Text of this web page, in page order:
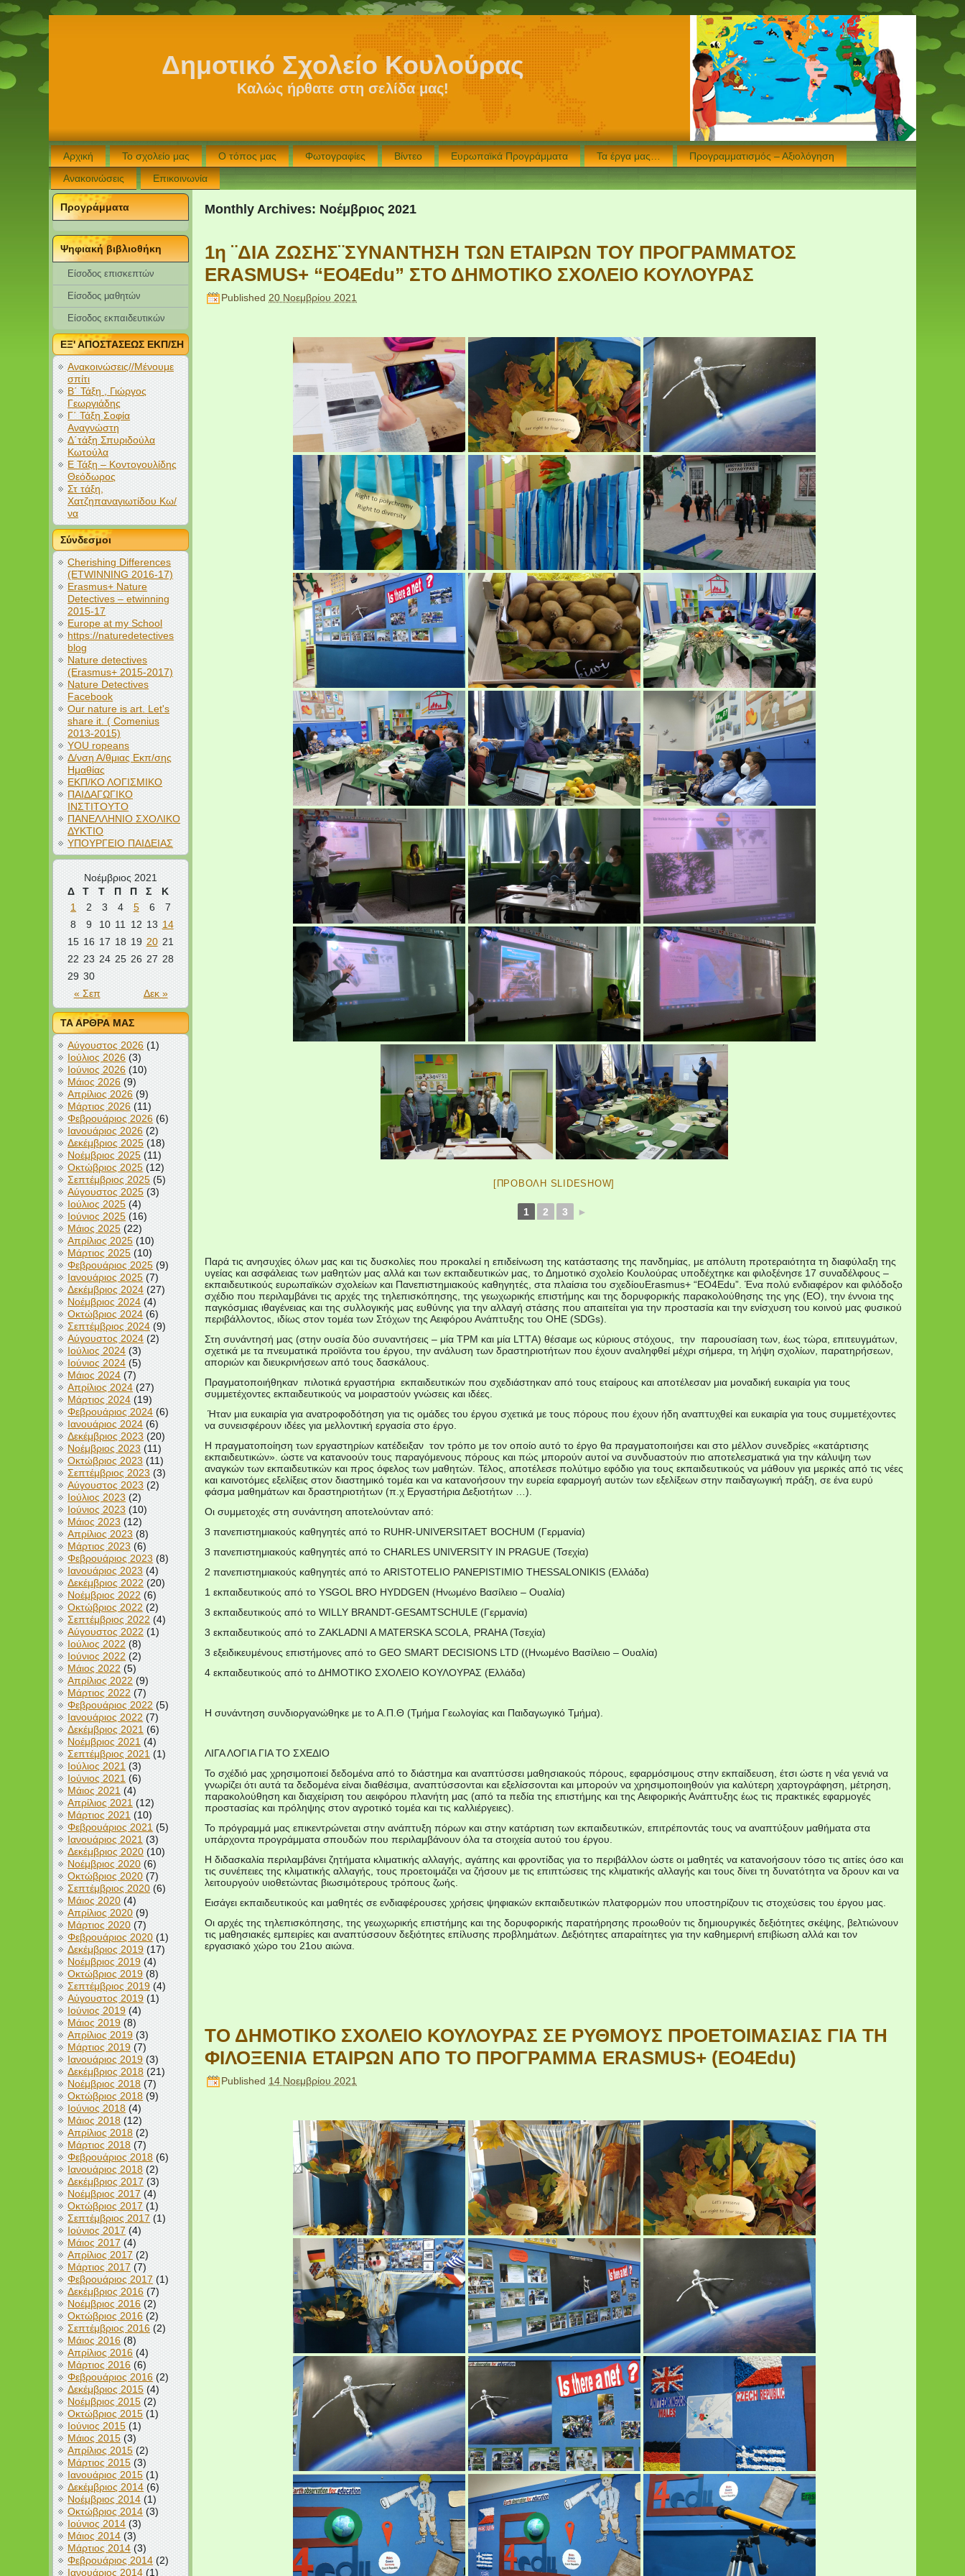
Δημοτικό Σχολείο Κουλούρας
Καλώς ήρθατε στη σελίδα μας!
Αρχική Το σχολείο μας Ο τόπος μας Φωτογραφίες Βίντεο Ευρωπαϊκά Προγράμματα Τα έργα μας…
Προγραμματισμός – Αξιολόγηση
Ανακοινώσεις
Επικοινωνία
Προγράμματα
Ψηφιακή βιβλιοθήκη
Είσοδος επισκεπτών
Eίσοδος μαθητών
Είσοδος εκπαιδευτικών
ΕΞ' ΑΠΟΣΤΑΣΕΩΣ ΕΚΠ/ΣΗ
Ανακοινώσεις//Μένουμε
σπίτι
Β΄ Τάξη , Γιώργος
Γεωργιάδης
Γ΄ Τάξη Σοφία
Αναγνώστη
Δ΄τάξη Σπυριδούλα
Κωτούλα
Ε Τάξη – Κοντογουλίδης
Θεόδωρος
Στ τάξη,
Χατζηπαναγιωτίδου Κω/
να
Σύνδεσμοι
Cherishing Differences
(ETWINNING 2016-17)
Erasmus+ Nature
Detectives – etwinning
2015-17
Europe at my School
https://naturedetectives
blog
Nature detectives
(Erasmus+ 2015-2017)
Nature Detectives
Facebook
Our nature is art. Let's
share it. ( Comenius
2013-2015)
YOU ropeans
Δ/νση Α/θμιας Εκπ/σης
Ημαθίας
ΕΚΠ/ΚΟ ΛΟΓΙΣΜΙΚΟ
ΠΑΙΔΑΓΩΓΙΚΟ
ΙΝΣΤΙΤΟΥΤΟ
ΠΑΝΕΛΛΗΝΙΟ ΣΧΟΛΙΚΟ
ΔΥΚΤΙΟ
ΥΠΟΥΡΓΕΙΟ ΠΑΙΔΕΙΑΣ
Νοέμβριος 2021
Δ
Τ Τ Π Π Σ Κ
« Σεπ Δεκ »
1 2 3 4 5 6
7
8
9 10 11 12 13 14
15 16 17 18 19 20 21
22 23 24 25 26 27 28
29 30
ΤΑ ΑΡΘΡΑ ΜΑΣ
Αύγουστος 2026 (1)
Ιούλιος 2026 (3)
Ιούνιος 2026 (10)
Μάιος 2026 (9)
Απρίλιος 2026 (9)
Μάρτιος 2026 (11)
Φεβρουάριος 2026 (6)
Ιανουάριος 2026 (2)
Δεκέμβριος 2025 (18)
Νοέμβριος 2025 (11)
Οκτώβριος 2025 (12)
Σεπτέμβριος 2025 (5)
Αύγουστος 2025 (3)
Ιούλιος 2025 (4)
Ιούνιος 2025 (16)
Μάιος 2025 (22)
Απρίλιος 2025 (10)
Μάρτιος 2025 (10)
Φεβρουάριος 2025 (9)
Ιανουάριος 2025 (7)
Δεκέμβριος 2024 (27)
Νοέμβριος 2024 (4)
Οκτώβριος 2024 (6)
Σεπτέμβριος 2024 (9)
Αύγουστος 2024 (2)
Ιούλιος 2024 (3)
Ιούνιος 2024 (5)
Μάιος 2024 (7)
Απρίλιος 2024 (27)
Μάρτιος 2024 (19)
Φεβρουάριος 2024 (6)
Ιανουάριος 2024 (6)
Δεκέμβριος 2023 (20)
Νοέμβριος 2023 (11)
Οκτώβριος 2023 (11)
Σεπτέμβριος 2023 (3)
Αύγουστος 2023 (2)
Ιούλιος 2023 (2)
Ιούνιος 2023 (10)
Μάιος 2023 (12)
Απρίλιος 2023 (8)
Μάρτιος 2023 (6)
Φεβρουάριος 2023 (8)
Ιανουάριος 2023 (4)
Δεκέμβριος 2022 (20)
Νοέμβριος 2022 (6)
Οκτώβριος 2022 (2)
Σεπτέμβριος 2022 (4)
Αύγουστος 2022 (1)
Ιούλιος 2022 (8)
Ιούνιος 2022 (2)
Μάιος 2022 (5)
Απρίλιος 2022 (9)
Μάρτιος 2022 (7)
Φεβρουάριος 2022 (5)
Ιανουάριος 2022 (7)
Δεκέμβριος 2021 (6)
Νοέμβριος 2021 (4)
Σεπτέμβριος 2021 (1)
Ιούλιος 2021 (3)
Ιούνιος 2021 (6)
Μάιος 2021 (4)
Απρίλιος 2021 (12)
Μάρτιος 2021 (10)
Φεβρουάριος 2021 (5)
Ιανουάριος 2021 (3)
Δεκέμβριος 2020 (10)
Νοέμβριος 2020 (6)
Οκτώβριος 2020 (7)
Σεπτέμβριος 2020 (6)
Μάιος 2020 (4)
Απρίλιος 2020 (9)
Μάρτιος 2020 (7)
Φεβρουάριος 2020 (1)
Δεκέμβριος 2019 (17)
Νοέμβριος 2019 (4)
Οκτώβριος 2019 (8)
Σεπτέμβριος 2019 (4)
Αύγουστος 2019 (1)
Ιούνιος 2019 (4)
Μάιος 2019 (8)
Απρίλιος 2019 (3)
Μάρτιος 2019 (7)
Ιανουάριος 2019 (3)
Δεκέμβριος 2018 (21)
Νοέμβριος 2018 (7)
Οκτώβριος 2018 (9)
Ιούνιος 2018 (4)
Μάιος 2018 (12)
Απρίλιος 2018 (2)
Μάρτιος 2018 (7)
Φεβρουάριος 2018 (6)
Ιανουάριος 2018 (2)
Δεκέμβριος 2017 (3)
Νοέμβριος 2017 (4)
Οκτώβριος 2017 (1)
Σεπτέμβριος 2017 (1)
Ιούνιος 2017 (4)
Μάιος 2017 (4)
Απρίλιος 2017 (2)
Μάρτιος 2017 (7)
Φεβρουάριος 2017 (1)
Δεκέμβριος 2016 (7)
Νοέμβριος 2016 (2)
Οκτώβριος 2016 (2)
Σεπτέμβριος 2016 (2)
Μάιος 2016 (8)
Απρίλιος 2016 (4)
Μάρτιος 2016 (6)
Φεβρουάριος 2016 (2)
Δεκέμβριος 2015 (4)
Νοέμβριος 2015 (2)
Οκτώβριος 2015 (1)
Ιούνιος 2015 (1)
Μάιος 2015 (3)
Απρίλιος 2015 (2)
Μάρτιος 2015 (3)
Ιανουάριος 2015 (1)
Δεκέμβριος 2014 (6)
Νοέμβριος 2014 (1)
Οκτώβριος 2014 (3)
Ιούνιος 2014 (3)
Μάιος 2014 (3)
Μάρτιος 2014 (3)
Φεβρουάριος 2014 (2)
Ιανουάριος 2014 (1)
Monthly Archives: Νοέμβριος 2021
1η ¨ΔΙΑ ΖΩΣΗΣ¨ΣΥΝΑΝΤΗΣΗ ΤΩΝ ΕΤΑΙΡΩΝ ΤΟΥ ΠΡΟΓΡΑΜΜΑΤΟΣ
ERASMUS+ “EO4Edu” ΣΤΟ ΔΗΜΟΤΙΚΟ ΣΧΟΛΕΙΟ ΚΟΥΛΟΥΡΑΣ
Published 20 Νοεμβρίου 2021
[ΠΡΟΒΟΛΉ SLIDESHOW]
1 2 3 ►
Παρά τις ανησυχίες όλων μας και τις δυσκολίες που προκαλεί η επιδείνωση της κατάστασης της πανδημίας, με απόλυτη προτεραιότητα τη διαφύλαξη της
υγείας και ασφάλειας των μαθητών μας αλλά και των εκπαιδευτικών μας, το Δημοτικό σχολείο Κουλούρας υποδέχτηκε και φιλοξένησε 17 συναδέλφους –
εκπαιδευτικούς ευρωπαϊκών σχολείων και Πανεπιστημιακούς καθηγητές, στα πλαίσια του σχεδίουErasmus+ “EO4Edu”. Ένα πολύ ενδιαφέρον και φιλόδοξο
σχέδιο που περιλαμβάνει τις αρχές της τηλεπισκόπησης, της γεωχωρικής επιστήμης και της δορυφορικής παρακολούθησης της γης (EO), την έννοια της
παγκόσμιας ιθαγένειας και της συλλογικής μας ευθύνης για την αλλαγή στάσης που απαιτείται για την προστασία και την ενίσχυση του κοινού μας φυσικού
περιβάλλοντος, ιδίως στον τομέα των Στόχων της Αειφόρου Ανάπτυξης του ΟΗΕ (SDGs).
Στη συνάντησή μας (στην ουσία δύο συναντήσεις – μία TPM και μία LTTΑ) θέσαμε ως κύριους στόχους, την παρουσίαση των, έως τώρα, επιτευγμάτων,
σχετικά με τα πνευματικά προϊόντα του έργου, την ανάλυση των δραστηριοτήτων που έχουν αναληφθεί μέχρι σήμερα, τη λήψη σχολίων, παρατηρήσεων,
αποριών και διευκρινήσεων από τους δασκάλους.
Πραγματοποιήθηκαν πιλοτικά εργαστήρια εκπαιδευτικών που σχεδιάστηκαν από τους εταίρους και αποτέλεσαν μια μοναδική ευκαιρία για τους
συμμετέχοντες εκπαιδευτικούς να μοιραστούν γνώσεις και ιδέες.
Ήταν μια ευκαιρία για ανατροφοδότηση για τις ομάδες του έργου σχετικά με τους πόρους που έχουν ήδη αναπτυχθεί και ευκαιρία για τους συμμετέχοντες
να συνεισφέρουν ιδέες για μελλοντική εργασία στο έργο.
Η πραγματοποίηση των εργαστηρίων κατέδειξαν τον τρόπο με τον οποίο αυτό το έργο θα πραγματοποιήσει και στο μέλλον συνεδρίες «κατάρτισης
εκπαιδευτικών». ώστε να κατανοούν τους παραγόμενους πόρους και πώς μπορούν αυτοί να συνδυαστούν πιο αποτελεσματικά για την κάλυψη των
αναγκών των εκπαιδευτικών και προς όφελος των μαθητών. Τέλος, αποτέλεσε πολύτιμο εφόδιο για τους εκπαιδευτικούς να μάθουν για μερικές από τις νέες
και καινοτόμες εξελίξεις στον διαστημικό τομέα και να κατανοήσουν την ευρεία εφαρμογή αυτών των εξελίξεων στην παιδαγωγική πράξη, σε ένα ευρύ
φάσμα μαθημάτων και δραστηριοτήτων (π.χ Εργαστήρια Δεξιοτήτων …).
Οι συμμετοχές στη συνάντηση αποτελούνταν από:
3 πανεπιστημιακούς καθηγητές από το RUHR-UNIVERSITAET BOCHUM (Γερμανία)
3 πανεπιστημιακούς καθηγητές από το CHARLES UNIVERSITY IN PRAGUE (Τσεχία)
2 πανεπιστημιακούς καθηγητές από το ARISTOTELIO PANEPISTIMIO THESSALONIKIS (Ελλάδα)
1 εκπαιδευτικούς από το YSGOL BRO HYDDGEN (Ηνωμένο Βασίλειο – Ουαλία)
3 εκπαιδευτικούς από το WILLY BRANDT-GESAMTSCHULE (Γερμανία)
3 εκπαιδευτικούς από το ZAKLADNI A MATERSKA SCOLA, PRAHA (Τσεχία)
3 εξειδικευμένους επιστήμονες από το GEO SMART DECISIONS LTD ((Ηνωμένο Βασίλειο – Ουαλία)
4 εκπαιδευτικούς από το ΔΗΜΟΤΙΚΟ ΣΧΟΛΕΙΟ ΚΟΥΛΟΥΡΑΣ (Ελλάδα)
Η συνάντηση συνδιοργανώθηκε με το Α.Π.Θ (Τμήμα Γεωλογίας και Παιδαγωγικό Τμήμα).
ΛΙΓΑ ΛΟΓΙΑ ΓΙΑ ΤΟ ΣΧΕΔΙΟ
Το σχέδιό μας χρησιμοποιεί δεδομένα από το διάστημα και αναπτύσσει μαθησιακούς πόρους, εφαρμόσιμους στην εκπαίδευση, έτσι ώστε η νέα γενιά να
γνωρίζει ότι αυτά τα δεδομένα είναι διαθέσιμα, αναπτύσσονται και εξελίσσονται και μπορούν να χρησιμοποιηθούν για καλύτερη χαρτογράφηση, μέτρηση,
παρακολούθηση και διαχείριση του αειφόρου πλανήτη μας (από τα πεδία της επιστήμης και της Αειφορικής Ανάπτυξης έως τις πρακτικές εφαρμογές
προστασίας και πρόληψης στον αγροτικό τομέα και τις καλλιέργειες).
Το πρόγραμμά μας επικεντρώνεται στην ανάπτυξη πόρων και στην κατάρτιση των εκπαιδευτικών, επιτρέποντάς τους να αναπτύξουν μαθήματα στα
υπάρχοντα προγράμματα σπουδών που περιλαμβάνουν όλα τα στοιχεία αυτού του έργου.
Η διδασκαλία περιλαμβάνει ζητήματα κλιματικής αλλαγής, αγάπης και φροντίδας για το περιβάλλον ώστε οι μαθητές να κατανοήσουν τόσο τις αιτίες όσο και
τις συνέπειες της κλιματικής αλλαγής, τους προετοιμάζει να ζήσουν με τις επιπτώσεις της κλιματικής αλλαγής και τους δίνει τη δυνατότητα να δρουν και να
λειτουργούν υιοθετώντας βιωσιμότερους τρόπους ζωής.
Εισάγει εκπαιδευτικούς και μαθητές σε ενδιαφέρουσες χρήσεις ψηφιακών εκπαιδευτικών πλατφορμών που υποστηρίζουν τις στοχεύσεις του έργου μας.
Οι αρχές της τηλεπισκόπησης, της γεωχωρικής επιστήμης και της δορυφορικής παρατήρησης προωθούν τις δημιουργικές δεξιότητες σκέψης, βελτιώνουν
τις μαθησιακές εμπειρίες και αναπτύσσουν δεξιότητες επίλυσης προβλημάτων. Δεξιότητες απαραίτητες για την καθημερινή επιβίωση αλλά και τον
εργασιακό χώρο του 21ου αιώνα.
ΤΟ ΔΗΜΟΤΙΚΟ ΣΧΟΛΕΙΟ ΚΟΥΛΟΥΡΑΣ ΣΕ ΡΥΘΜΟΥΣ ΠΡΟΕΤΟΙΜΑΣΙΑΣ ΓΙΑ ΤΗ
ΦΙΛΟΞΕΝΙΑ ΕΤΑΙΡΩΝ ΑΠΟ ΤΟ ΠΡΟΓΡΑΜΜΑ ERASMUS+ (EO4Edu)
Published 14 Νοεμβρίου 2021